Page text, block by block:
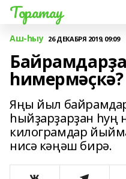
Торатау
Аш-һыу 26 ДЕКАБРЯ 2019, 09:09
һимермәҫкә?
Яңы йыл
һыйҙарҙарҙан һуң
килограмдар
нисә кәңәш бирә.